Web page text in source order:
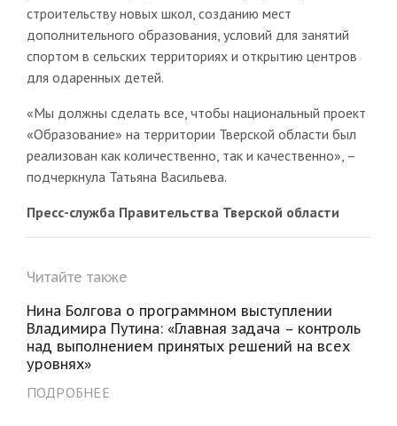
строительству новых школ, созданию мест
дополнительного образования, условий для занятий
спортом в сельских территориях и открытию центров
для одаренных детей.
«Мы должны сделать все, чтобы национальный проект
«Образование» на территории Тверской области был
реализован как количественно, так и качественно», –
подчеркнула Татьяна Васильева.
Пресс-служба Правительства Тверской области
Читайте также
Нина Болгова о программном выступлении
Владимира Путина: «Главная задача – контроль
над выполнением принятых решений на всех
уровнях»
ПОДРОБНЕЕ